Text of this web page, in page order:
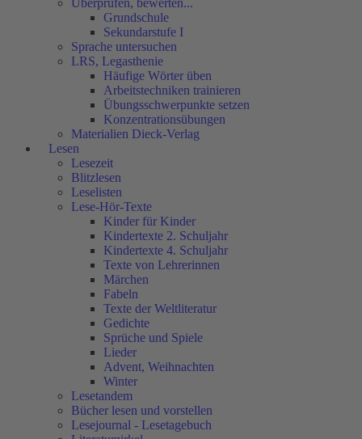
Überprüfen, bewerten...
Grundschule
Sekundarstufe I
Sprache untersuchen
LRS, Legasthenie
Häufige Wörter üben
Arbeitstechniken trainieren
Übungsschwerpunkte setzen
Konzentrationsübungen
Materialien Dieck-Verlag
Lesen
Lesezeit
Blitzlesen
Leselisten
Lese-Hör-Texte
Kinder für Kinder
Kindertexte 2. Schuljahr
Kindertexte 4. Schuljahr
Texte von Lehrerinnen
Märchen
Fabeln
Texte der Weltliteratur
Gedichte
Sprüche und Spiele
Lieder
Advent, Weihnachten
Winter
Lesetandem
Bücher lesen und vorstellen
Lesejournal - Lesetagebuch